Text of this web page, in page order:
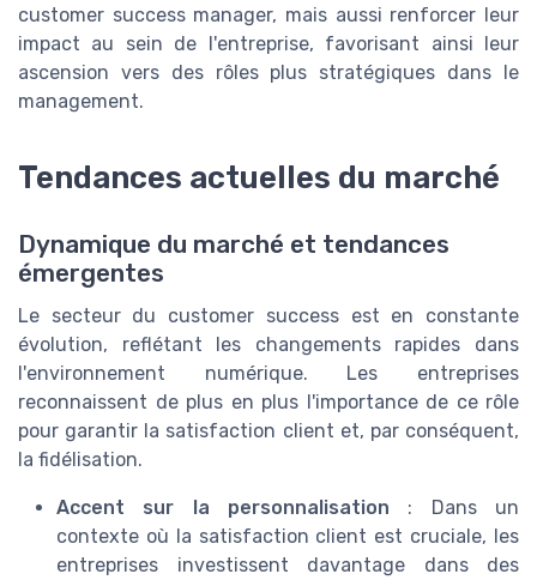
customer success manager, mais aussi renforcer leur
impact au sein de l'entreprise, favorisant ainsi leur
ascension vers des rôles plus stratégiques dans le
management.
Tendances actuelles du marché
Dynamique du marché et tendances
émergentes
Le secteur du customer success est en constante
évolution, reflétant les changements rapides dans
l'environnement numérique. Les entreprises
reconnaissent de plus en plus l'importance de ce rôle
pour garantir la satisfaction client et, par conséquent,
la fidélisation.
Accent sur la personnalisation : Dans un
contexte où la satisfaction client est cruciale, les
entreprises investissent davantage dans des